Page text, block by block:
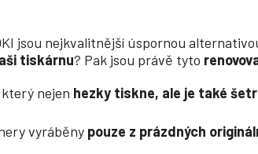
jsou nejkvalitnější úspornou
tiskárnu? Pak jsou právě tyto
nejen hezky tiskne, ale je také
vyráběny pouze z prázdných